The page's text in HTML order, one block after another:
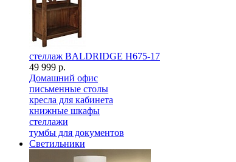
стеллаж BALDRIDGE H675-17
49 999 р.
Домашний офис
письменные столы
кресла для кабинета
книжные шкафы
стеллажи
тумбы для документов
Светильники